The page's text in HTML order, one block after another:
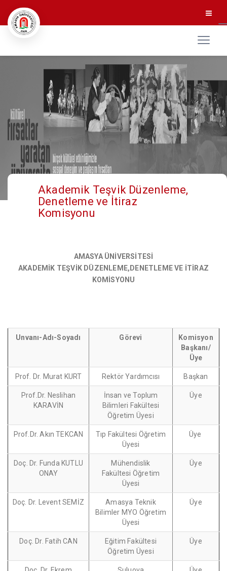
Akademik Teşvik Düzenleme,
Denetleme ve İtiraz
Komisyonu
AMASYA ÜNİVERSİTESİ
AKADEMİK TEŞVİK DÜZENLEME,DENETLEME VE İTİRAZ
KOMİSYONU
Unvanı-Adı-Soyadı Görevi
Komisyon
Başkanı/
Üye
Prof. Dr. Murat KURT Rektör Yardımcısı Başkan
Prof.Dr. Neslihan
KARAVİN
İnsan ve Toplum
Bilimleri Fakültesi
Öğretim Üyesi
Üye
Prof.Dr. Akın TEKCAN
Tıp Fakültesi Öğretim
Üyesi
Üye
Doç. Dr. Funda KUTLU
ONAY
Mühendislik
Fakültesi Öğretim
Üyesi
Üye
Doç. Dr. Levent SEMİZ
Amasya Teknik
Bilimler MYO Öğretim
Üyesi
Üye
Doç. Dr. Fatih CAN
Eğitim Fakültesi
Öğretim Üyesi
Üye